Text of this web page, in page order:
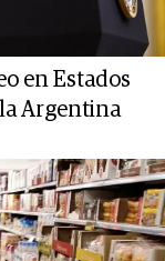
en Estados
Argentina